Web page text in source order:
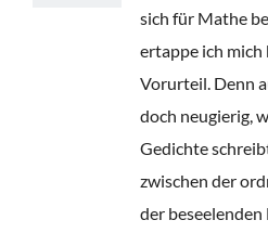
sich für Mathe
ertappe ich mich
Vorurteil. Denn
doch neugierig,
Gedichte
zwischen der
der